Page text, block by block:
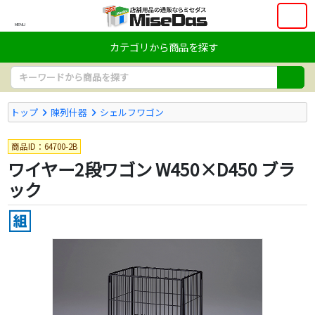
MENU
カテゴリから商品を探す
トップ 陳列什器 シェルフワゴン
商品ID：64700-2B
ワイヤー2段ワゴン W450×D450 ブラ
ック